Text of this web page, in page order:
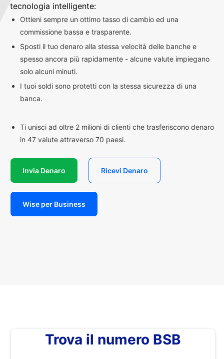
tecnologia intelligente:
Ottieni sempre un ottimo tasso di cambio ed una
commissione bassa e trasparente.
Sposti il tuo denaro alla stessa velocità delle banche e
spesso ancora più rapidamente - alcune valute impiegano
solo alcuni minuti.
I tuoi soldi sono protetti con la stessa sicurezza di una
banca.
Ti unisci ad oltre 2 milioni di clienti che trasferiscono denaro
in 47 valute attraverso 70 paesi.
Invia Denaro Ricevi Denaro
Wise per Business
Trova il numero BSB